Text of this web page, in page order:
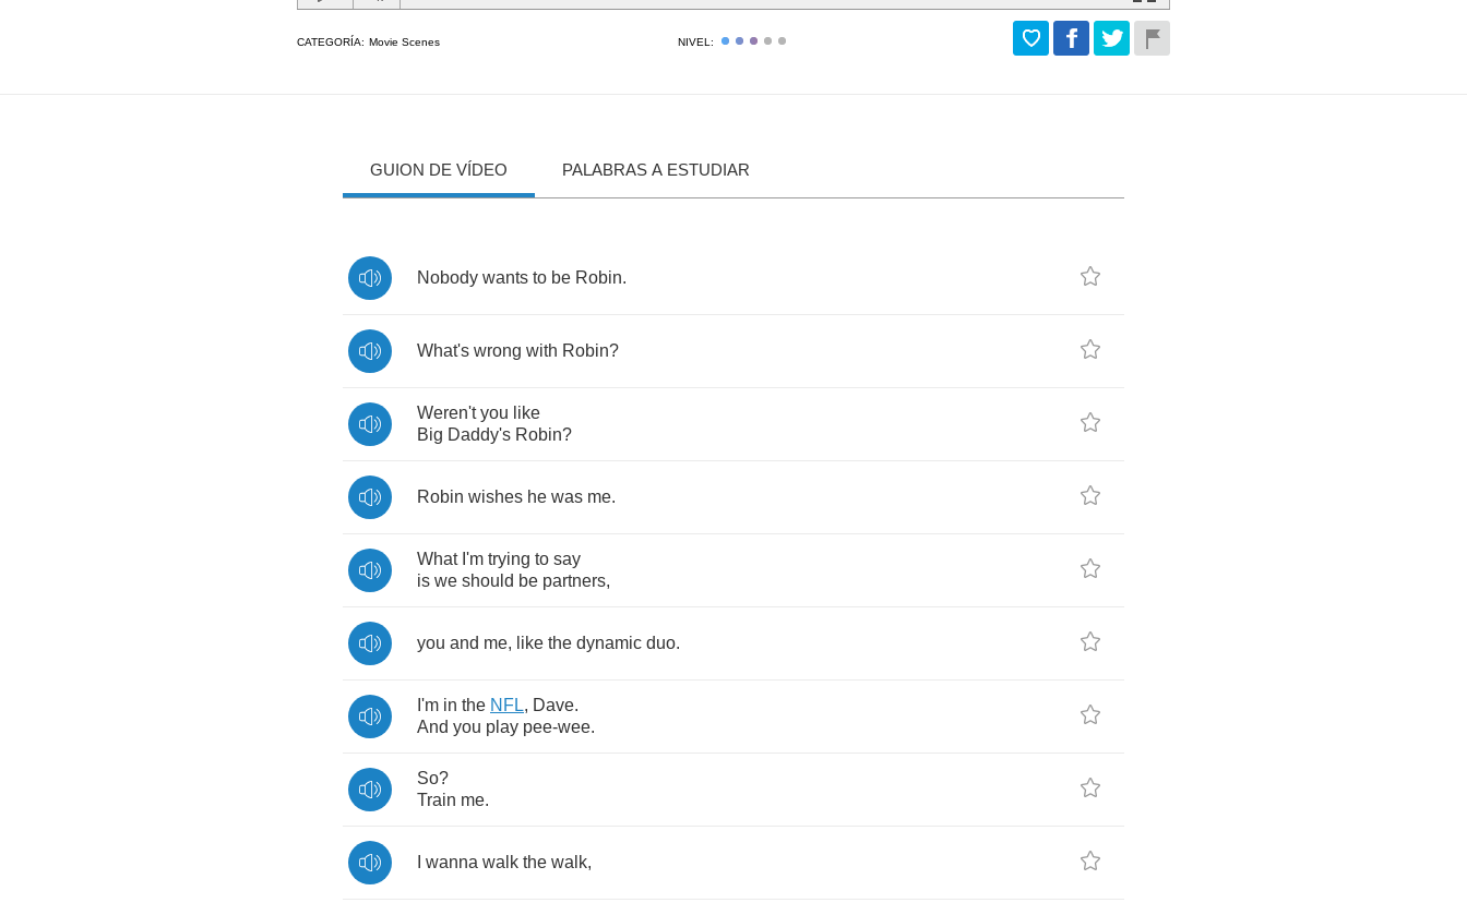
CATEGORÍA: Movie Scenes NIVEL:
GUION DE VÍDEO PALABRAS A ESTUDIAR
Nobody wants to be Robin.
What's wrong with Robin?
Weren't you like
Big Daddy's Robin?
Robin wishes he was me.
What I'm trying to say
is we should be partners,
you and me, like the dynamic duo.
I'm in the NFL, Dave.
And you play pee-wee.
So?
Train me.
wanna walk the walk,